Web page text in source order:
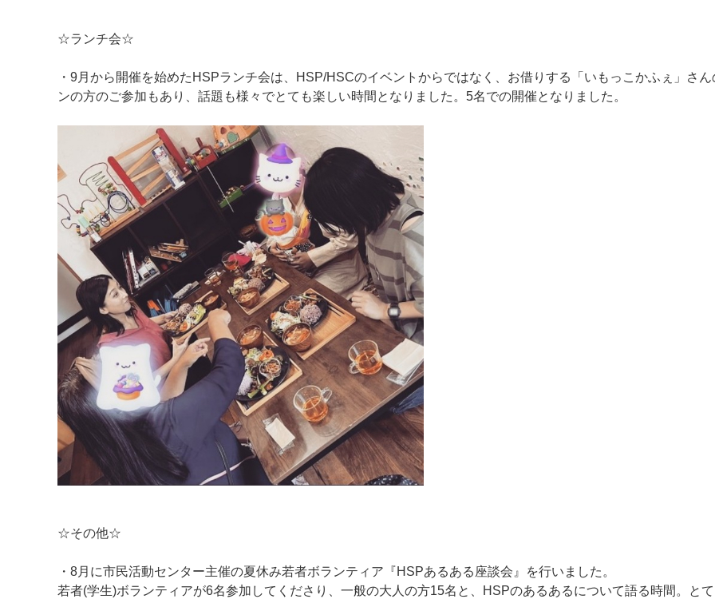
☆ランチ会☆
・9月から開催を始めたHSPランチ会は、HSP/HSCのイベントからではなく、お借りする「いもっこかふぇ」さん
ンの方のご参加もあり、話題も様々でとても楽しい時間となりました。5名での開催となりました。
☆その他☆
・8月に市民活動センター主催の夏休み若者ボランティア『HSPあるある座談会』を行いました。
若者(学生)ボランティアが6名参加してくださり、一般の大人の方15名と、HSPのあるあるについて語る時間。と